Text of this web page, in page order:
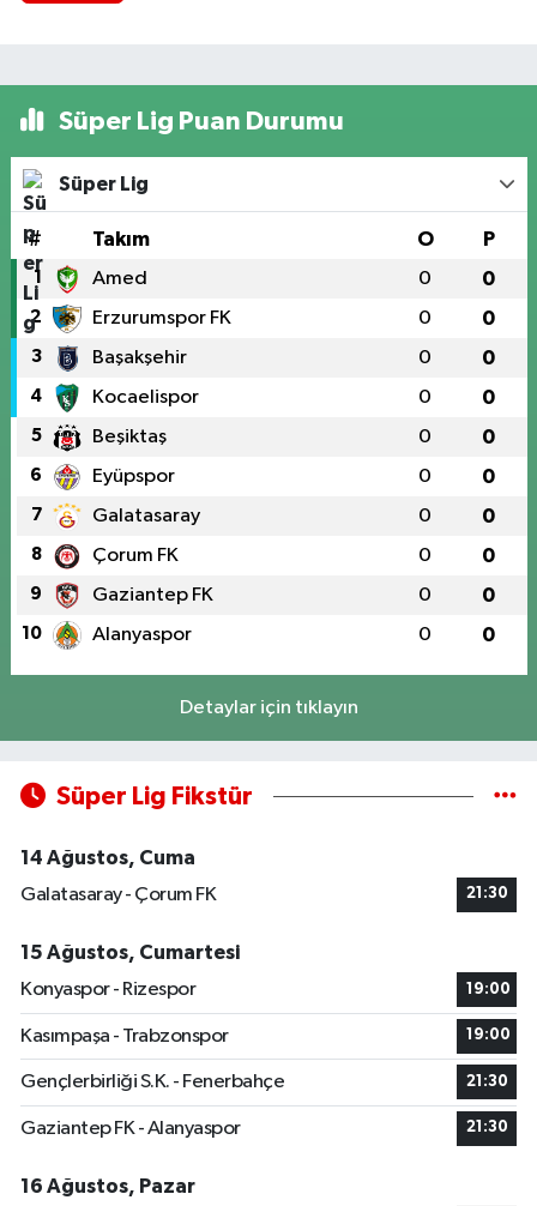
Süper Lig Puan Durumu
Süper Lig
# Takım O P
1 Amed 0 0
2 Erzurumspor FK 0 0
3 Başakşehir 0 0
4 Kocaelispor 0 0
5 Beşiktaş 0 0
6 Eyüpspor 0 0
7 Galatasaray 0 0
8 Çorum FK 0 0
9 Gaziantep FK 0 0
10 Alanyaspor 0 0
Detaylar için tıklayın
Süper Lig Fikstür
14 Ağustos, Cuma
Galatasaray - Çorum FK
21:30
15 Ağustos, Cumartesi
Konyaspor - Rizespor
19:00
Kasımpaşa - Trabzonspor 19:00
Gençlerbirliği S.K. - Fenerbahçe 21:30
Gaziantep FK - Alanyaspor 21:30
16 Ağustos, Pazar